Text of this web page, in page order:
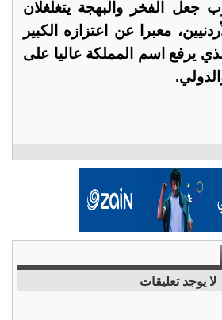
جعل الفخر والبهجة يتغلغلان
معبرا عن اعتزازه الكبير
يرفع اسم المملكة عاليا على
لا يوجد تعليقات